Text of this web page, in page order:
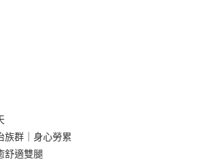
華泰商業銀行
遠東國際商業銀行
族群｜身心勞累
舒適雙腿